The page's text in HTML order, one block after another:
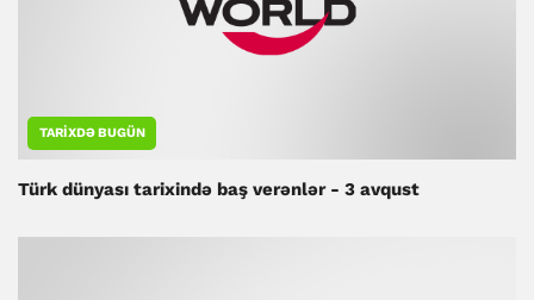
TARIXDƏ BUGÜN
Türk dünyası tarixində baş verənlər - 3 avqust